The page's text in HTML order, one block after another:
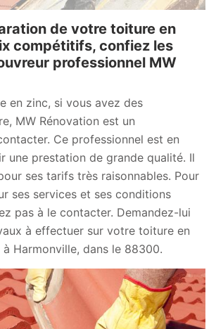
de votre toiture en
compétitifs, confiez les
professionnel MW
en zinc, si vous avez des
MW Rénovation est un
Ce professionnel est en
une prestation de grande qualité. Il
ses tarifs très raisonnables. Pour
ses services et ses conditions
pas à le contacter. Demandez-lui
à effectuer sur votre toiture en
Harmonville, dans le 88300.